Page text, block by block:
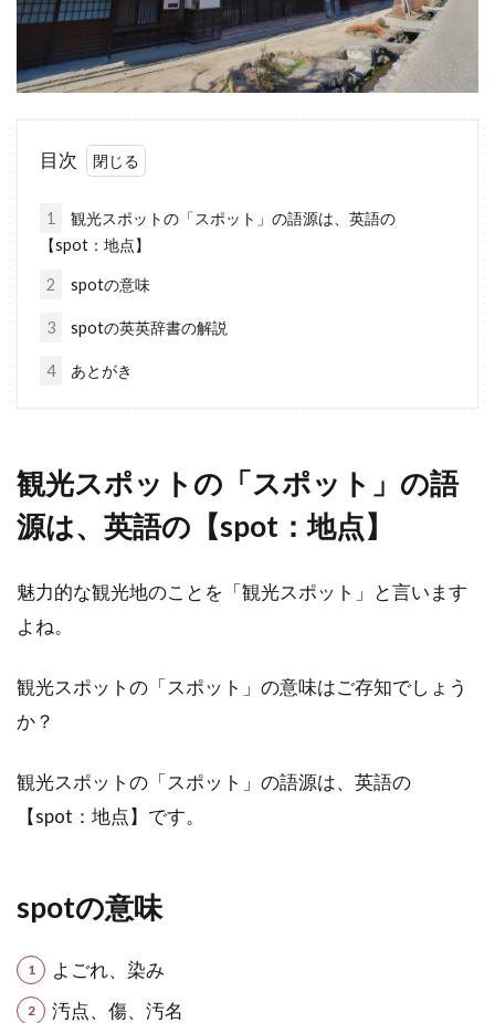
目次
1
観光スポットの「スポット」の語源は、英語の
【spot：地点】
2 spotの意味
3 spotの英英辞書の解説
4 あとがき
観光スポットの「スポット」の語
源は、英語の【spot：地点】
魅力的な観光地のことを「観光スポット」と言います
よね。
観光スポットの「スポット」の意味はご存知でしょう
か？
観光スポットの「スポット」の語源は、英語の
【spot：地点】です。
spotの意味
よごれ、染み
汚点、傷、汚名